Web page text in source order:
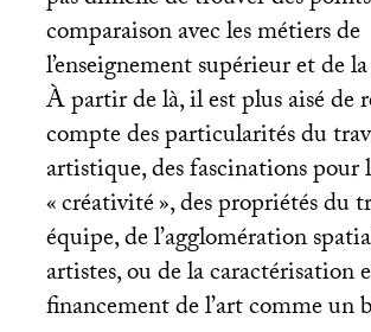
comparaison avec les métiers de
l’enseignement supérieur et de
À partir de là, il est plus aisé de
compte des particularités du
artistique, des fascinations pour
«créativité», des propriétés du
équipe, de l’agglomération
artistes, ou de la caractérisation
financement de l’art comme un